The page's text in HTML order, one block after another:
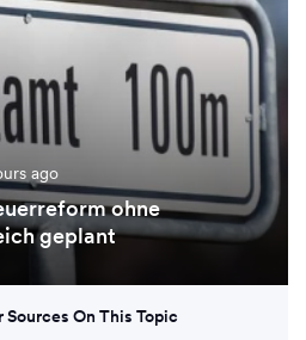
ago
ohne
geplant
Sources On This Topic